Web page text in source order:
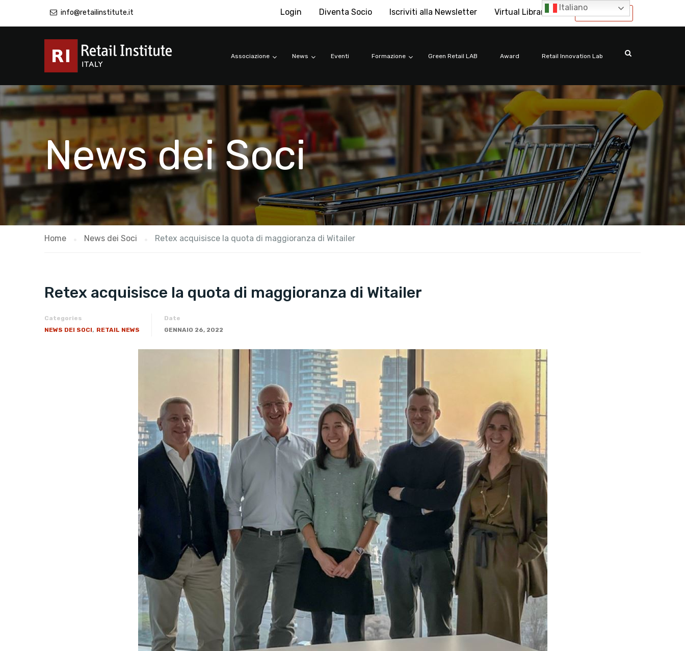
info@retailinstitute.it International
Login Diventa Socio Iscriviti alla Newsletter Virtual Library
Associazione News Eventi Formazione Green Retail LAB Award Retail Innovation Lab
News dei Soci
Home News dei Soci Retex acquisisce la quota di maggioranza di Witailer
Retex acquisisce la quota di maggioranza di Witailer
Categories
NEWS DEI SOCI, RETAIL NEWS
Date
GENNAIO 26, 2022
Italiano